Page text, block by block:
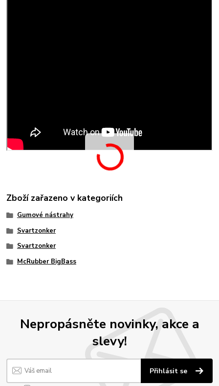
Zboží zařazeno v kategoriích
Gumové nástrahy
Svartzonker
Svartzonker
McRubber BigBass
Nepropásněte novinky, akce a
slevy!
Přihlásit se